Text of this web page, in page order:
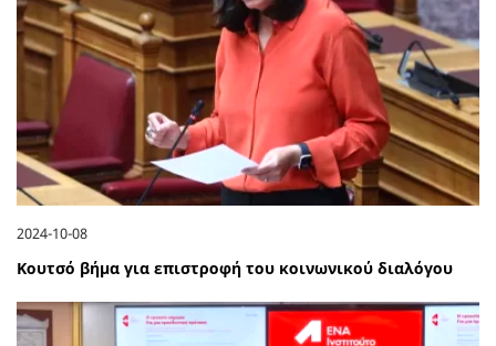
2024-10-08
Κουτσό βήμα για επιστροφή του κοινωνικού διαλόγου